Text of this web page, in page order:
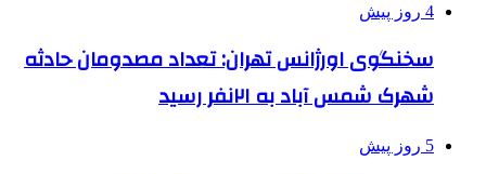
4 روز پیش
سخنگوی اورژانس تهران: تعداد مصدومان حادثه
شهرک شمس آباد به ۲۱نفر رسید
5 روز پیش